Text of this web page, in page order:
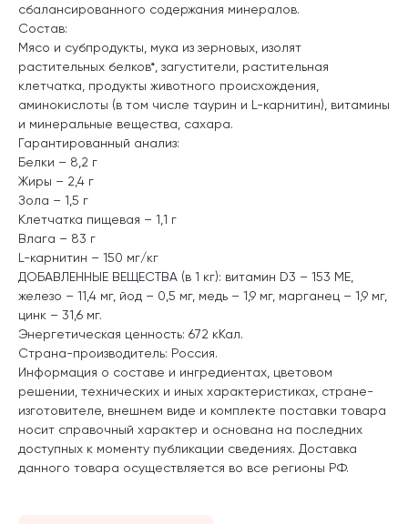
сбалансированного содержания минералов.
Состав:
Мясо и субпродукты, мука из зерновых, изолят
растительных белков*, загустители, растительная
клетчатка, продукты животного происхождения,
аминокислоты (в том числе таурин и L-карнитин), витамины
и минеральные вещества, сахара.
Гарантированный анализ:
Белки – 8,2 г
Жиры – 2,4 г
Зола – 1,5 г
Клетчатка пищевая – 1,1 г
Влага – 83 г
L-карнитин – 150 мг/кг
ДОБАВЛЕННЫЕ ВЕЩЕСТВА (в 1 кг): витамин D3 – 153 МЕ,
железо – 11,4 мг, йод – 0,5 мг, медь – 1,9 мг, марганец – 1,9 мг,
цинк – 31,6 мг.
Энергетическая ценность: 672 кКал.
Страна-производитель: Россия.
Информация о составе и ингредиентах, цветовом
решении, технических и иных характеристиках, стране-
изготовителе, внешнем виде и комплекте поставки товара
носит справочный характер и основана на последних
доступных к моменту публикации сведениях. Доставка
данного товара осуществляется во все регионы РФ.